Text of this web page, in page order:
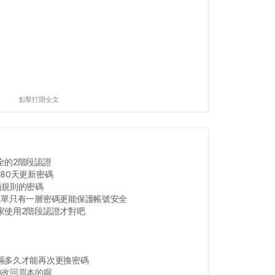
點擊打開全文
的2階段認證
天更新密碼
則的密碼
只有一層密碼更能保護帳號安全
使用2階段認證才對吧
多久才能再次更換密碼
回原本的喔